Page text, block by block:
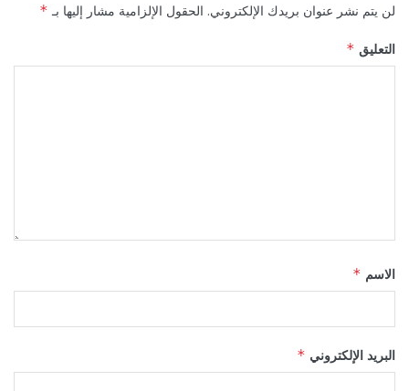
لن يتم نشر عنوان بريدك الإلكتروني. الحقول الإلزامية مشار إليها بـ *
التعليق *
الاسم *
البريد الإلكتروني *